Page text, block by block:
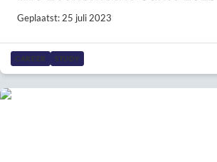
Geplaatst: 25 juli 2023
CAREER STUDY